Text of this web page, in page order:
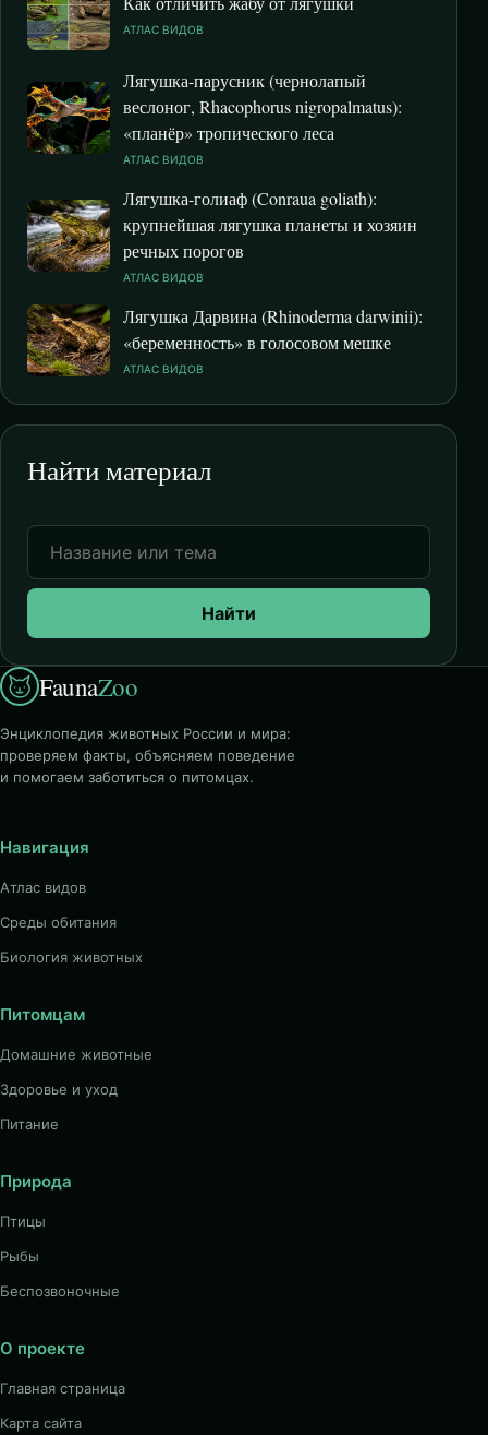
АТЛАС ВИДОВ
Лягушка-парусник (чернолапый
веслоног, Rhacophorus nigropalmatus):
«планёр» тропического леса
АТЛАС ВИДОВ
Лягушка-голиаф (Conraua goliath):
крупнейшая лягушка планеты и хозяин
речных порогов
АТЛАС ВИДОВ
Лягушка Дарвина (Rhinoderma darwinii):
«беременность» в голосовом мешке
АТЛАС ВИДОВ
Найти материал
Найти
FaunaZoo
Энциклопедия животных России и мира:
проверяем факты, объясняем поведение
и помогаем заботиться о питомцах.
Навигация
Атлас видов
Среды обитания
Биология животных
Питомцам
Домашние животные
Здоровье и уход
Питание
Природа
Птицы
Рыбы
Беспозвоночные
О проекте
Главная страница
Карта сайта